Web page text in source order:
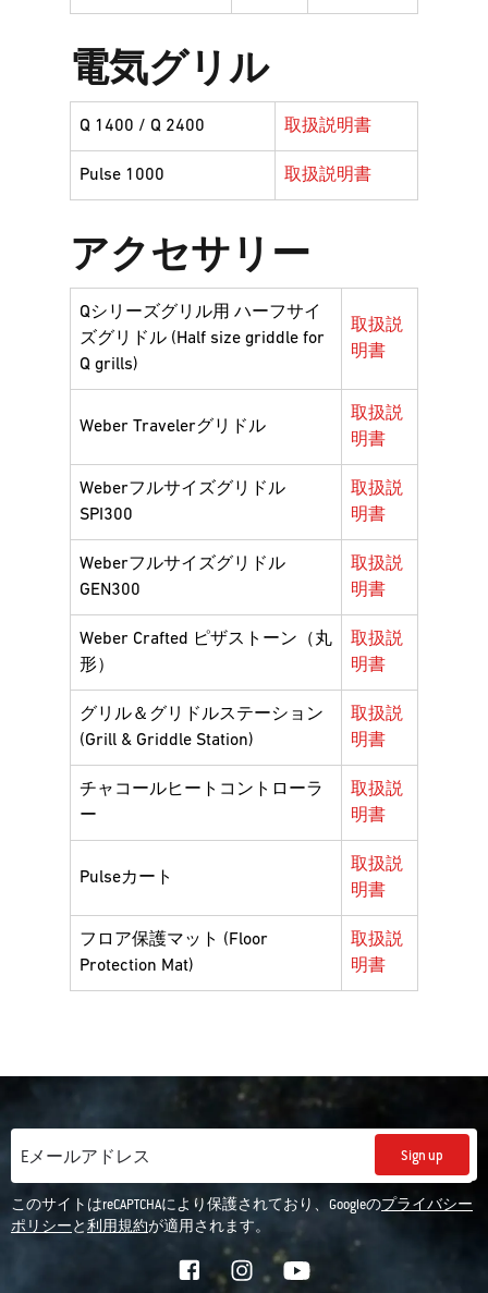
電気グリル
Q 1400 / Q 2400 取扱説明書
Pulse 1000 取扱説明書
アクセサリー
Qシリーズグリル用 ハーフサイ
ズグリドル (Half size griddle for
Q grills)
取扱説
明書
Weber Travelerグリドル
取扱説
明書
Weberフルサイズグリドル
SPI300
取扱説
明書
Weberフルサイズグリドル
GEN300
取扱説
明書
Weber Crafted ピザストーン（丸
形）
取扱説
明書
グリル＆グリドルステーション
(Grill & Griddle Station)
取扱説
明書
チャコールヒートコントローラ
ー
取扱説
明書
Pulseカート
取扱説
明書
フロア保護マット (Floor
Protection Mat)
取扱説
明書
Eメールアドレス Sign up
このサイトはreCAPTCHAにより保護されており、Googleのプライバシー
ポリシーと利用規約が適用されます。